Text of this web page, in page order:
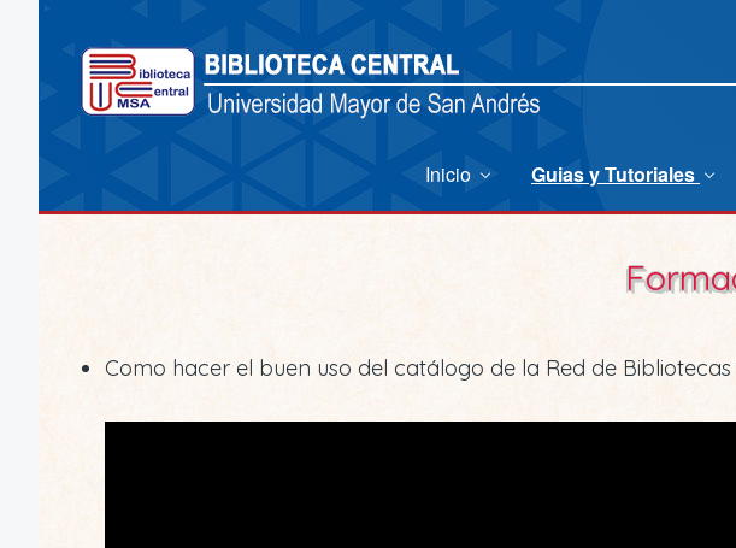
Inicio Guias y Tutoriales
Como hacer el buen uso del catálogo de la Red de